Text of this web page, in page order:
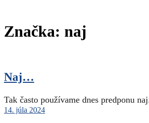
Značka: naj
Naj…
Tak často používame dnes predponu
14. júla 2024